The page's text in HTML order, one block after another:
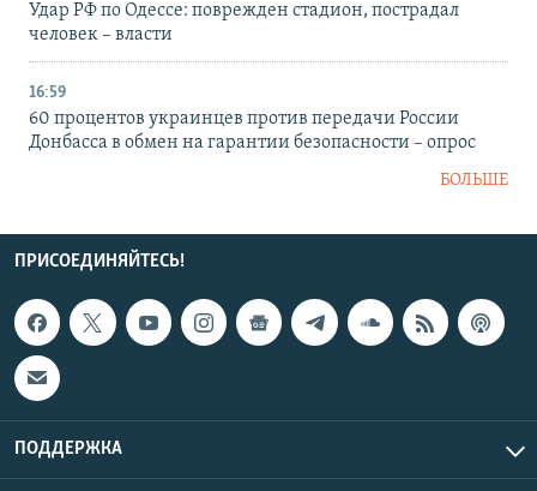
Удар РФ по Одессе: поврежден стадион, пострадал
человек – власти
16:59
60 процентов украинцев против передачи России
Донбасса в обмен на гарантии безопасности – опрос
БОЛЬШЕ
ПРИСОЕДИНЯЙТЕСЬ!
ПОДДЕРЖКА